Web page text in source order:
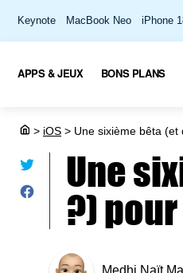
Keynote MacBook Neo iPhone
APPS & JEUX BONS PLANS
> iOS > Une sixième bêta (et
Une
?) pour